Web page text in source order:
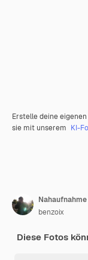
Erstelle deine
sie mit unserem KI-
benzoix
Diese Fotos